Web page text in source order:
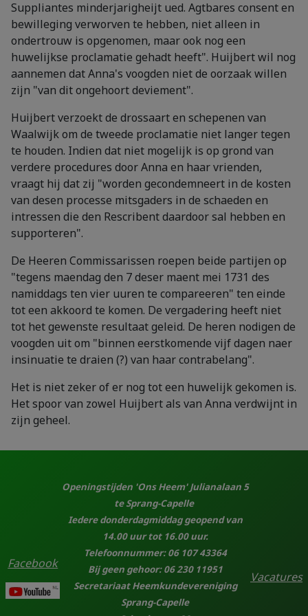
Suppliantes minderjarigheijt ued. Agtbares consent en
bewilleging verworven te hebben, niet alleen in
ondertrouw is opgenomen, maar ook nog een
huwelijkse proclamatie gehadt heeft". Huijbert wil nog
aannemen dat Anna's voogden niet de oorzaak willen
zijn "van dit ongehoort deviement".
Huijbert verzoekt de drossaart en schepenen van
Waalwijk om de tweede proclamatie niet langer tegen
te houden. Indien dat niet mogelijk is op grond van
verdere procedures door Anna en haar vrienden,
vraagt hij dat zij "worden gecondemneert in de kosten
van desen processe mitsgaders in de schaeden en
intressen die den Rescribent daardoor sal hebben en
supporteren".
De Heeren Commissarissen roepen beide partijen op
"tegens maendag den 7 deser maent mei 1731 des
namiddags ten vier uuren te compareeren" ten einde
tot een akkoord te komen. De vergadering heeft niet
tot het gewenste resultaat geleid. De heren nodigen de
voogden uit om "binnen eerstkomende vijf dagen naer
insinuatie te draien (?) van haar contrabelang".
Het is niet zeker of er nog tot een huwelijk gekomen is.
Het spoor van zowel Huijbert als van Anna verdwijnt in
zijn geheel.
Facebook
Openingstijden 'Ons Heem' Julianalaan 5
te Sprang-Capelle
Iedere donderdagmiddag geopend van
14.00 uur tot 16.00 uur.
Telefoonnummer: 06 107 43364
Bij geen gehoor: 06 230 11951
Secretariaat Heemkundevereniging
Sprang-Capelle
Vacatures